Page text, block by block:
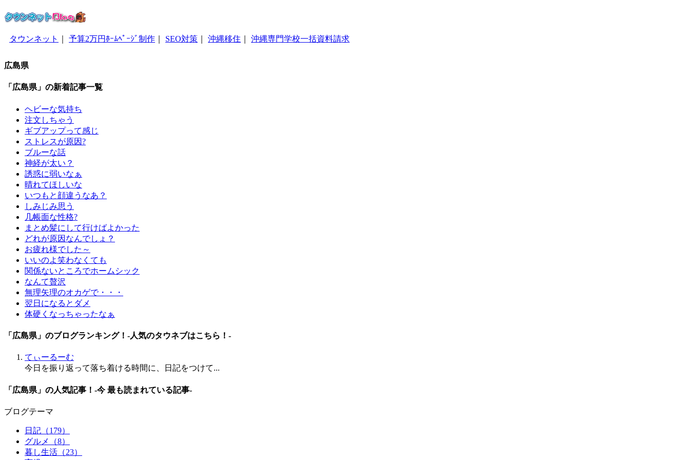
タウンネット 予算2万円ﾎｰﾑﾍﾟｰｼﾞ制作 SEO対策 沖縄移住 沖縄専門学校一括資料請求
広島県
「広島県」の新着記事一覧
ヘビーな気持ち
注文しちゃう
ギブアップって感じ
ストレスが原因?
ブルーな話
神経が太い？
誘惑に弱いなぁ
晴れてほしいな
いつもと顔違うなあ？
しみじみ思う
几帳面な性格?
まとめ髪にして行けばよかった
どれが原因なんでしょ？
お疲れ様でした～
いいのよ笑わなくても
関係ないところでホームシック
なんて贅沢
無理矢理のオカゲで・・・
翌日になるとダメ
体硬くなっちゃったなぁ
「広島県」のブログランキング！ -人気のタウネブはこちら！-
てぃーるーむ
今日を振り返って落ち着ける時間に、日記をつけて...
「広島県」の人気記事！ -今 最も読まれている記事-
ブログテーマ
日記 （179）
グルメ
（8）
暮し生活 （23）